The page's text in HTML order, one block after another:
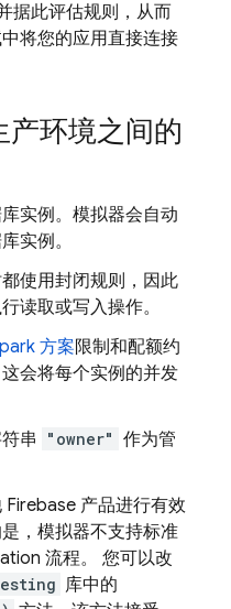
据此评估规则，从而
将您的应用直接连接
环境之间的
实例。模拟器会自动
实例。
使用封闭规则，因此
读取或写入操作。
方案限制和配额约
会将每个实例的并发
串
"owner" 作为管
产品进行有效
，模拟器不支持标准
流程。 您可以改
库中的